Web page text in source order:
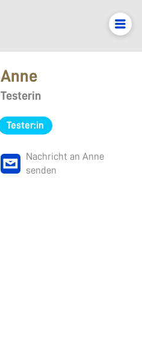
Anne
Testerin
Tester:in
Nachricht an Anne
senden